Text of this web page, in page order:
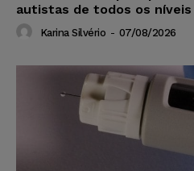
autistas de todos os níveis
Karina Silvério - 07/08/2026